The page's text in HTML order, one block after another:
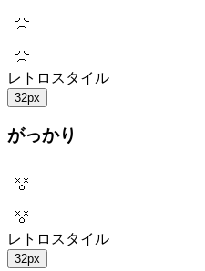
レトロスタイル
32px
がっかり
レトロスタイル
32px